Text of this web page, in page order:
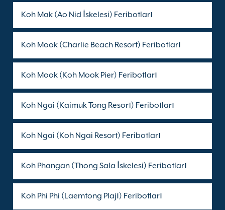
Koh Mak (Ao Nid İskelesi) Feribotları
Koh Mook (Charlie Beach Resort) Feribotları
Koh Mook (Koh Mook Pier) Feribotları
Koh Ngai (Kaimuk Tong Resort) Feribotları
Koh Ngai (Koh Ngai Resort) Feribotları
Koh Phangan (Thong Sala İskelesi) Feribotları
Koh Phi Phi (Laemtong Plajı) Feribotları